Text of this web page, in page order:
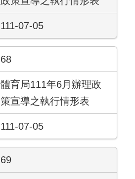
111-07-05
68
體育局111年6月辦理政
策宣導之執行情形表
111-07-05
69